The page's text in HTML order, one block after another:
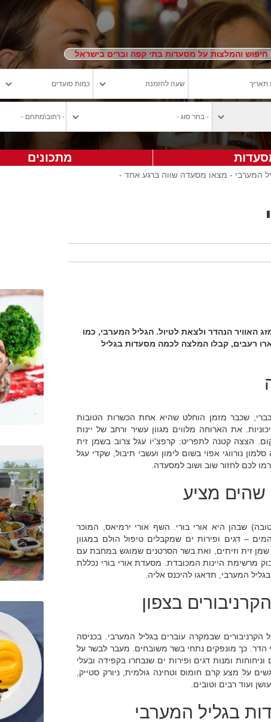
והמלצות על מסעדות בתי קפה וברים בישראל
מתכונים
המערבי - מצאו מסעדה שווה ברגע אחד -
האוויר הנהדר ולצאת לטיול. הגליל המערבי, כמו
רעבים, קבלו המלצה לכמה מסעדות בגליל
שכבר מזמן הוחלט שהיא אחת הכשרות הטובות
את הארוחה מלווים מגוון עשיר ורחב של יינות
הצצה קטנה לתפריט: קרפצ'יו עגל צרוב בשמן זית
נורווגי אפוי בשום לימון ועשבי תיבול, שקדי עגל
לכם לחזור שוב ושוב למסעדה.
שהים מציע
שבהן היא אורי בורי. השף אורי ירמיאס, המוכר
– דגים ופירות ים שמקבלים טיפול הולם במגוון
שמן זית וזיתים, ואת בשר הסרטנים שמוגש במחבת עם
מרשימת היינות המכובדת. מסעדת אורי בורי נכללת
המערבי, תדאגו להיכנס אליה.
בצפון
שבמקרה עוברים בגליל המערבי. בכניסה
הדר. כך מונפקים נתחי בשר משובחים. מעבר לבשר על
ומנות דגים ופירות ים שנבחרו בקפידה ובעלי
על מצע קרם חומוס וטחינה גולמית, ניורק סטייק,
ועוד רבים וטובים.
בגליל המערבי